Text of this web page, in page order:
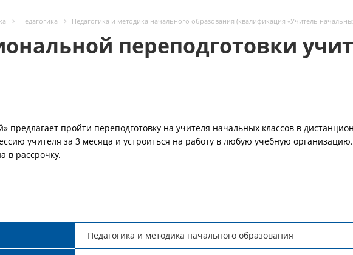
Педагогика Педагогика и методика начального образования (квалификация «Учитель
переподготовки
предлагает пройти переподготовку на учителя начальных классов в
учителя за 3 месяца и устроиться на работу в любую учебную организацию.
в рассрочку.
Педагогика и методика начального образования